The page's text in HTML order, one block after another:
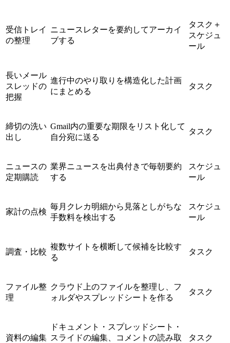
受信トレイ
の整理
ニュースレターを要約してアーカイ
ブする
タスク＋
スケジュ
ール
長いメール
スレッドの
把握
進行中のやり取りを構造化した計画
にまとめる
タスク
締切の洗い
出し
Gmail内の重要な期限をリスト化して
自分宛に送る
タスク
ニュースの
定期購読
業界ニュースを出典付きで毎朝要約
する
スケジュ
ール
家計の点検
毎月クレカ明細から見落としがちな
手数料を検出する
スケジュ
ール
調査・比較
複数サイトを横断して候補を比較す
る
タスク
ファイル整
理
クラウド上のファイルを整理し、フ
ォルダやスプレッドシートを作る
タスク
資料の編集
ドキュメント・スプレッドシート・
スライドの編集、コメントの読み取
タスク